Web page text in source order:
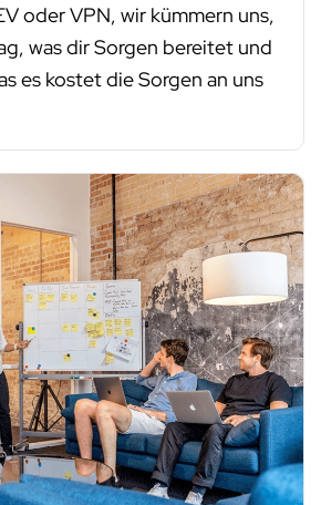
oder VPN, wir kümmern uns,
was dir Sorgen bereitet und
es kostet die Sorgen an uns